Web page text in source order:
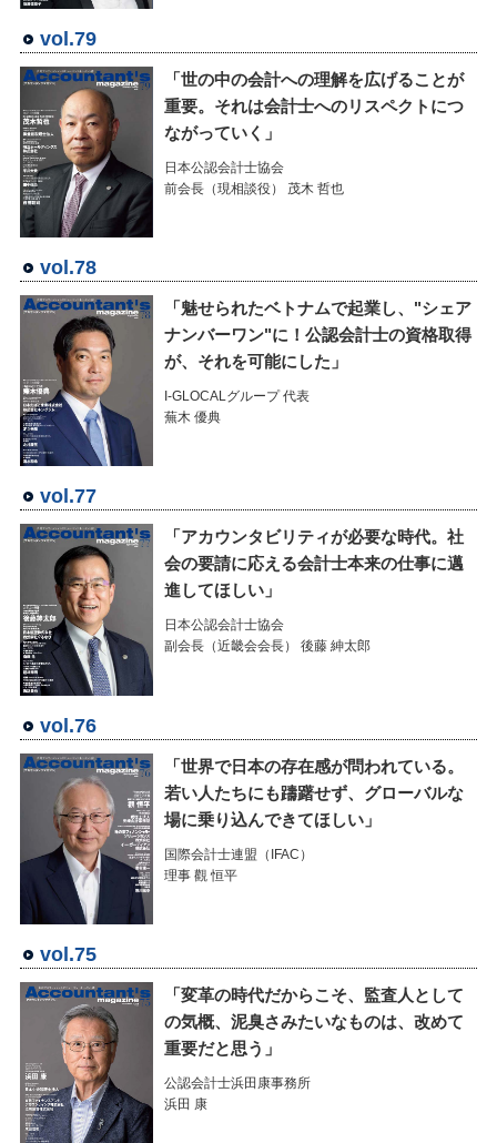
vol.79
「世の中の会計への理解を広げることが
重要。それは会計士へのリスペクトにつ
ながっていく」
日本公認会計士協会
前会長（現相談役） 茂木 哲也
vol.78
「魅せられたベトナムで起業し、"シェア
ナンバーワン"に！公認会計士の資格取得
が、それを可能にした」
I-GLOCALグループ 代表
蕪木 優典
vol.77
「アカウンタビリティが必要な時代。社
会の要請に応える会計士本来の仕事に邁
進してほしい」
日本公認会計士協会
副会長（近畿会会長） 後藤 紳太郎
vol.76
「世界で日本の存在感が問われている。
若い人たちにも躊躇せず、グローバルな
場に乗り込んできてほしい」
国際会計士連盟（IFAC）
理事 觀 恒平
vol.75
「変革の時代だからこそ、監査人として
の気概、泥臭さみたいなものは、改めて
重要だと思う」
公認会計士浜田康事務所
浜田 康